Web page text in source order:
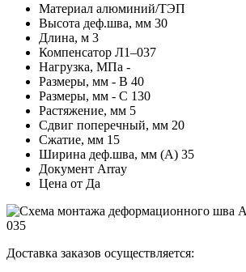
Материал алюминий/ТЭП
Высота деф.шва, мм 30
Длина, м 3
Компенсатор Л1–037
Нагрузка, МПа -
Размеры, мм - В 40
Размеры, мм - С 130
Растяжение, мм 5
Сдвиг поперечный, мм 20
Сжатие, мм 15
Ширина деф.шва, мм (А) 35
Документ Array
Цена от Да
Доставка заказов осуществляется: